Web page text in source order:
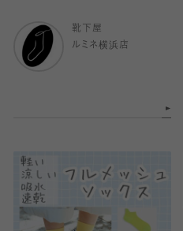
靴下屋
ルミネ横浜店